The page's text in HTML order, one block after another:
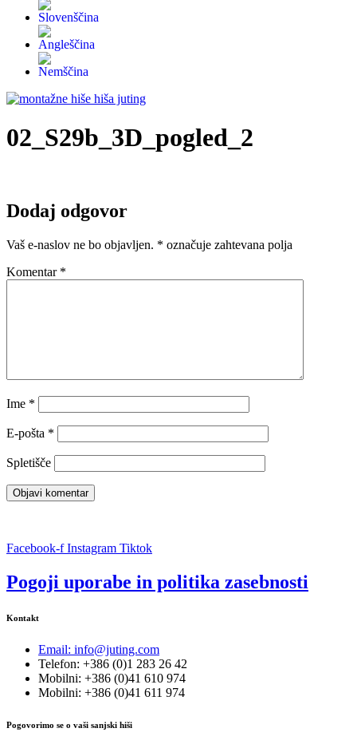
02_S29b_3D_pogled_2
Dodaj odgovor
Vaš e-naslov ne bo objavljen. * označuje zahtevana polja
Komentar *
Ime *
E-pošta *
Spletišče
Facebook-f Instagram Tiktok
Pogoji uporabe in politika zasebnosti
Kontakt
Email: info@juting.com
Telefon: +386 (0)1 283 26 42
Mobilni: +386 (0)41 610 974
Mobilni: +386 (0)41 611 974
Pogovorimo se o vaši sanjski hiši